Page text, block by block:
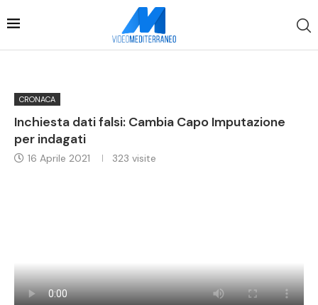
CRONACA
Inchiesta dati falsi: Cambia Capo Imputazione
per indagati
16 Aprile 2021 323 visite